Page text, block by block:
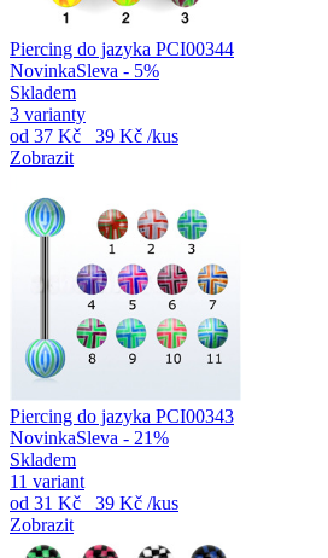
Piercing do jazyka PCI00344
NovinkaSleva - 5%
Skladem
3 varianty
od 37 Kč 39 Kč /kus
Zobrazit
Piercing do jazyka PCI00343
NovinkaSleva - 21%
Skladem
11 variant
od 31 Kč 39 Kč /kus
Zobrazit